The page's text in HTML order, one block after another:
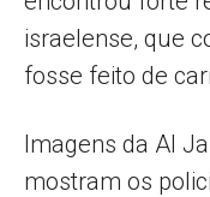
israelense, que
fosse feito de
Imagens da Al
mostram os